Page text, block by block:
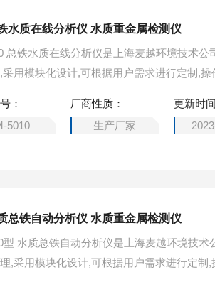
水质在线分析仪 水质重金属检测仪
总铁水质在线分析仪是上海麦越环境技术
采用模块化设计,可根据用户需求进行定制,
污染综合防治“十二五”规划》中的一类和
：
5010
厂商性质：
生产厂家
更新时间
总铁自动分析仪 水质重金属检测仪
型 水质总铁自动分析仪是上海麦越环境技
,采用模块化设计,可根据用户需求进行定制